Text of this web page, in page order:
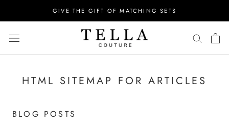
건
GIVE THE GIFT OF MATCHING SETS
HTML SITEMAP FOR ARTICLES
BLOG POSTS